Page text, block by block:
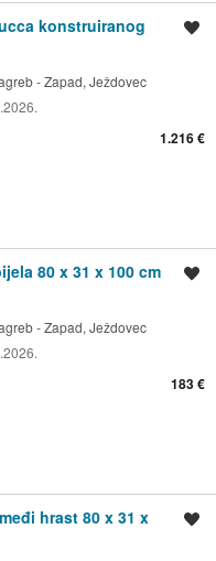
konstruiranog
- Zapad, Ježdovec
1.216 €
80 x 31 x 100 cm
- Zapad, Ježdovec
183 €
hrast 80 x 31 x